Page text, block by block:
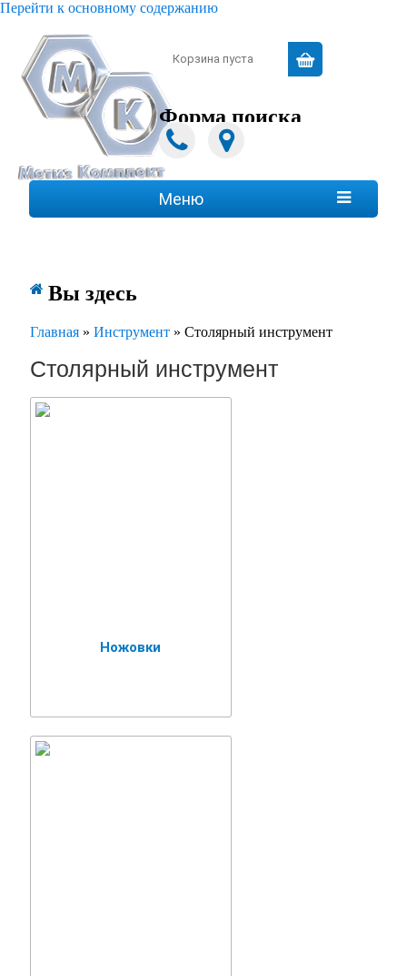
Перейти к основному содержанию
Корзина пуста
Форма поиска
Меню
 Вы здесь
Главная » Инструмент » Столярный инструмент
Столярный инструмент
Ножовки